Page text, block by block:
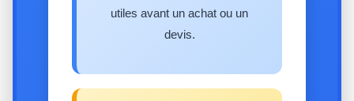
utiles avant un achat ou un
devis.